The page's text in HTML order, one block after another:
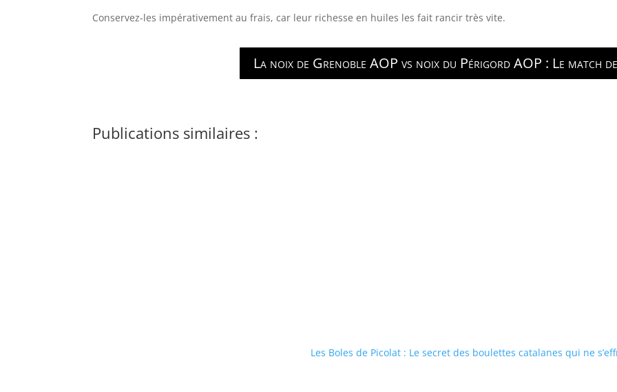
Conservez-les impérativement au frais, car leur richesse en huiles les fait rancir très vite.
La noix de Grenoble AOP vs noix du Périgord AOP : Le match
Publications similaires :
Les Boles de Picolat : Le secret des boulettes catalanes qui ne